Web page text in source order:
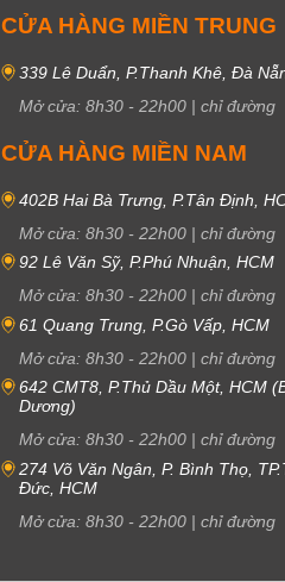
CỬA HÀNG MIỀN TRUNG
339 Lê Duẩn, P.Thanh Khê, Đà
Mở cửa: 8h30 - 22h00 | chỉ đường
CỬA HÀNG MIỀN NAM
402B Hai Bà Trưng, P.Tân Định,
Mở cửa: 8h30 - 22h00 | chỉ đường
92 Lê Văn Sỹ, P.Phú Nhuận, HCM
Mở cửa: 8h30 - 22h00 | chỉ đường
61 Quang Trung, P.Gò Vấp, HCM
Mở cửa: 8h30 - 22h00 | chỉ đường
642 CMT8, P.Thủ Dầu Một, HCM
Dương)
Mở cửa: 8h30 - 22h00 | chỉ đường
274 Võ Văn Ngân, P. Bình Thọ,
Đức, HCM
Mở cửa: 8h30 - 22h00 | chỉ đường